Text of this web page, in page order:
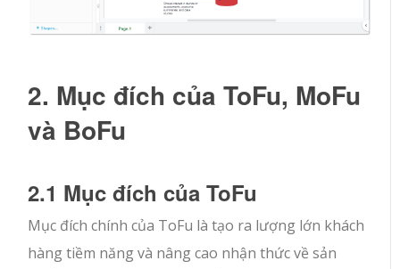
2. Mục đích của ToFu, MoFu
và BoFu
2.1 Mục đích của ToFu
Mục đích chính của ToFu là tạo ra lượng lớn khách
hàng tiềm năng và nâng cao nhận thức về sản